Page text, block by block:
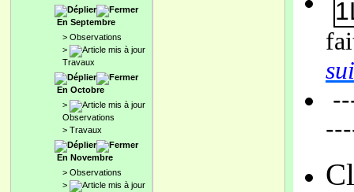
En Septembre
> Observations
>
Travaux
En Octobre
>
Observations
> Travaux
En Novembre
> Observations
>